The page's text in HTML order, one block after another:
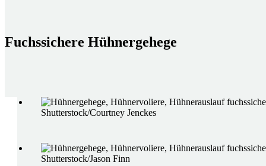
Fuchssichere Hühnergehege
Shutterstock/Courtney Jenckes
Shutterstock/Jason Finn